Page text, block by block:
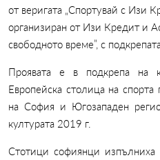
от веригата „Спортувай с Изи
организиран от Изи Кредит и
свободното време”, с
Проявата e в подкрепа на
Европейска столица на
на София и Югозападен
културата 2019 г.
Стотици софиянци изпълниха